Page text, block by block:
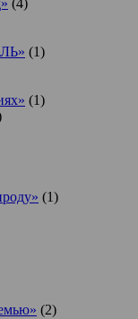
(4)
(1)
(1)
(1)
(2)